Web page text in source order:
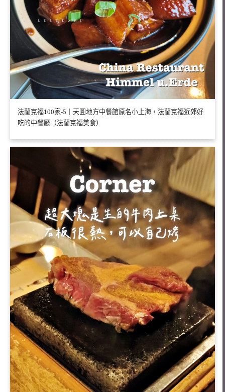
法蘭克福100家-5｜天圓地方中餐館原名小上海，法蘭克福近郊好
吃的中餐廳（法蘭克福美食）